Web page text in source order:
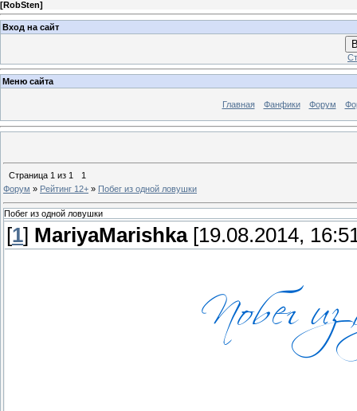
[RobSten]
Вход на сайт
Меню сайта
Главная Фанфики Форум
Страница 1 из 1
1
Форум » Рейтинг 12+ » Побег из одной ловушки
Побег из одной ловушки
[1] MariyaMarishka[19.08.2014,